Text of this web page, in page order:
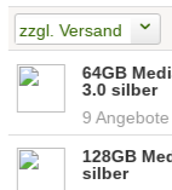
zzgl. Versand
64GB
3.0 silber
9 Angebote
128GB
silber